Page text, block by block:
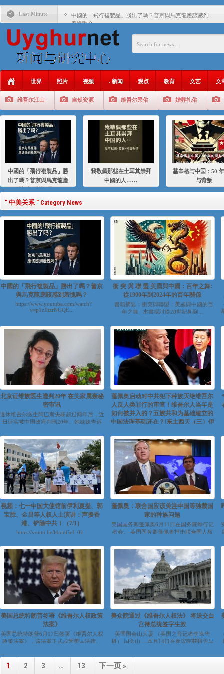
Last Minute 中國的「飛行複製品」勝出了嗎？普京與馬克龍應該感到
羞愧嗎？
我敬佩那些在土耳其崇拜中國的人……
聚焦维吾尔 | 伊利夏提：我为什么要学汉语
大一统情结使魏京生失去理智 / 伊利夏提
伊利夏提：在自责与内疚中的挣扎
伊利夏提：消失在集中营的红衣女孩
伊利夏提：满目苍夷2020，难见彼岸2021
世界 照片 视频 . 新闻 观点 教育 文艺 文
维吾尔江山 自然资源 维吾尔民俗 婚葬礼俗
中國的「飛行複製品」勝
出了嗎？普京與馬克龍應
我敬佩那些在土耳其崇拜
中國的人……
基辛格与中国：50
与背叛
" 中美关系 " Category News
中國的「飛行複製品」勝出了嗎？普京
與馬克龍應該感到羞愧嗎？
https://www.youtube.com/watch?
v=p1zIhzrNGQE...
衝 突 與 聯 盟 美國與中國：百年之舞:
從1900年到2024年的百年關係
書籍摘要：衝突與聯盟：美國與中國的百
年之舞 本書探討從20世紀初到...
北京证维族医生遭判20年 在美家属轰秘
密审讯
退休维吾尔医生阿巴斯失联超过两年后，近
日证实被中国政府判刑20年。她妹妹告诉
蓬佩奥启动对中共犯下种族灭绝维吾尔
人反人类罪行的审查！维吾尔人当年是
如何被并入的？五族共和为基础建立的
中国法理基础还在？|东土西天（三）伊
https://youtu.be/9yLchhqHtrc...
视频：七一中国大使馆前伊利夏提、郭
宝胜、金昌等人权人士演讲：声援香
港、铲除中共！（7/1）
https://youtu.be/l4niuGeI_0k...
蓬佩奥：联合国应该关注中国等独裁国
家的种族问题
美国国务卿蓬佩奥6月11日在国务院举行记
者会。 美国国务卿蓬佩奥抨击联合国人权
美国总统特朗普签署《维吾尔人权政策
法案》
美国总统特朗普6月17日签署《维吾尔人权
政策法案》，该法案正式成为美国法律。
美众院通过《维吾尔人权法》 将送交白
宫待总统签字生效
美国国会山大厦 （美国之音记者李逸华
摄） 国会山 —本月14日在参议院获得无异
1 2 3 … 13 下一页 »